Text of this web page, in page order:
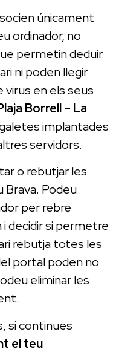
únicament
ordinador, no
permetin deduir
ni poden llegir
virus en els seus
Borrell – La
implantades
servidors.
o rebutjar les
Brava. Podeu
per rebre
decidir si permetre
rebutja totes les
portal poden no
eliminar les
si continues
el teu